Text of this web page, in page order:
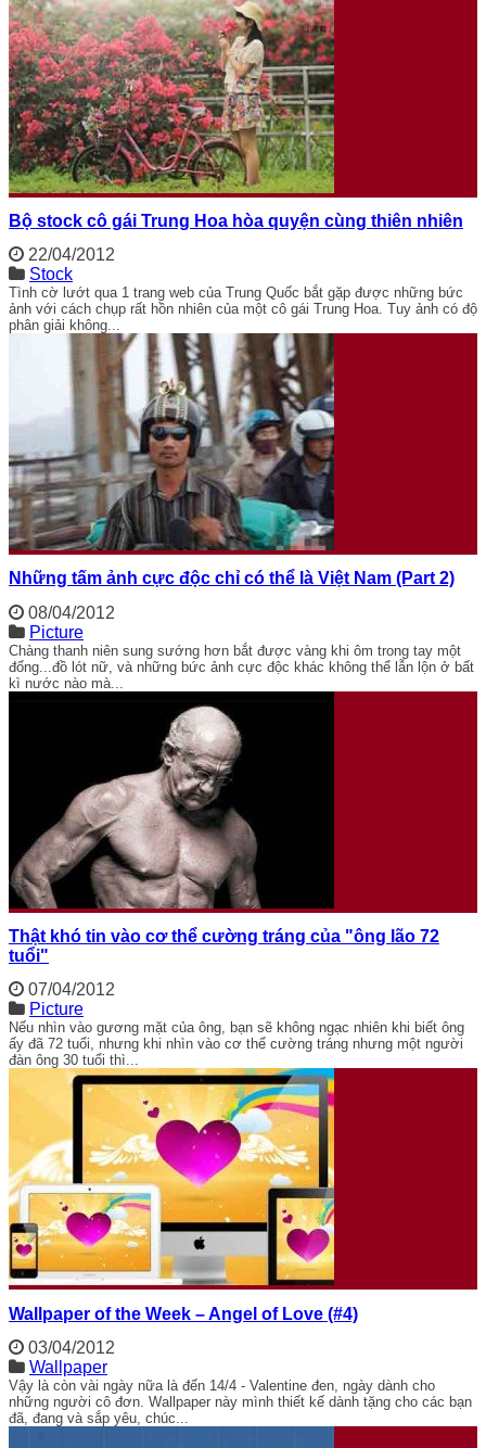
Bộ stock cô gái Trung Hoa hòa quyện cùng thiên nhiên
22/04/2012
Stock
Tình cờ lướt qua 1 trang web của Trung Quốc bắt gặp được những bức
ảnh với cách chụp rất hồn nhiên của một cô gái Trung Hoa. Tuy ảnh có độ
phân giải không...
Những tấm ảnh cực độc chỉ có thể là Việt Nam (Part 2)
08/04/2012
Picture
Chàng thanh niên sung sướng hơn bắt được vàng khi ôm trong tay một
đống...đồ lót nữ, và những bức ảnh cực độc khác không thể lẫn lộn ở bất
kì nước nào mà...
Thật khó tin vào cơ thể cường tráng của "ông lão 72
tuổi"
07/04/2012
Picture
Nếu nhìn vào gương mặt của ông, bạn sẽ không ngạc nhiên khi biết ông
ấy đã 72 tuổi, nhưng khi nhìn vào cơ thể cường tráng nhưng một người
đàn ông 30 tuổi thì...
Wallpaper of the Week – Angel of Love (#4)
03/04/2012
Wallpaper
Vậy là còn vài ngày nữa là đến 14/4 - Valentine đen, ngày dành cho
những người cô đơn. Wallpaper này mình thiết kế dành tặng cho các bạn
đã, đang và sắp yêu, chúc...